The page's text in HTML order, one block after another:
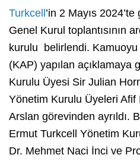
Turkcell’in 2 Mayıs
Genel Kurul toplantısının
kurulu belirlendi. Kamuoyu
(KAP) yapılan açıklamaya
Kurulu Üyesi Sir Julian
Yönetim Kurulu Üyeleri Afif
Arslan görevinden ayrıldı.
Ermut Turkcell Yönetim
Dr. Mehmet Naci İnci ve